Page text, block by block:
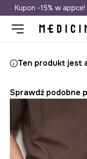
Kupon -15% w
Ten produkt jest
Sprawdź podobne